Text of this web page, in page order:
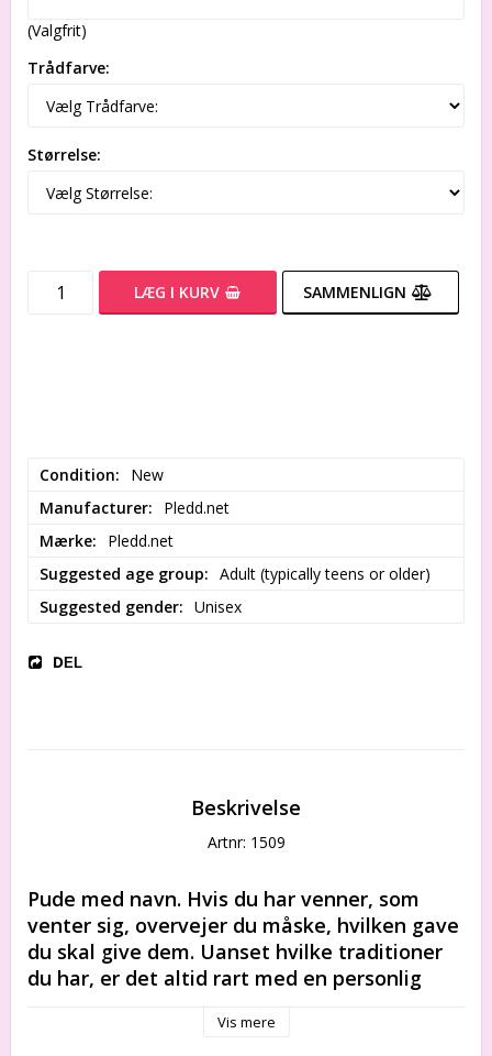
(Valgfrit)
Trådfarve:
Størrelse:
LÆG I KURV SAMMENLIGN
Condition
New
Manufacturer
Pledd.net
Mærke
Pledd.net
Suggested age group
Adult (typically teens or older)
Suggested gender
Unisex
DEL
Beskrivelse
Artnr: 1509
Pude med navn. Hvis du har venner, som
venter sig, overvejer du måske, hvilken gave
du skal give dem. Uanset hvilke traditioner
du har, er det altid rart med en personlig
Vis mere